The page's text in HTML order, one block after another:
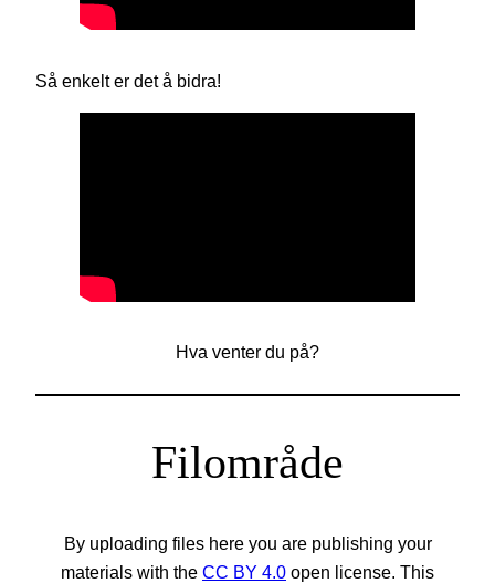
Så enkelt er det å bidra!
Hva venter du på?
Filområde
By uploading files here you are publishing your
materials with the CC BY 4.0 open license. This